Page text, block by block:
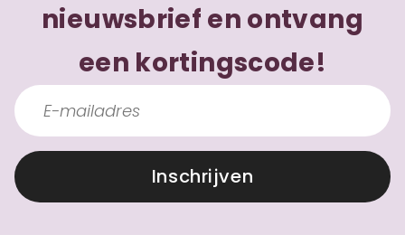
nieuwsbrief en ontvang
een kortingscode!
Inschrijven